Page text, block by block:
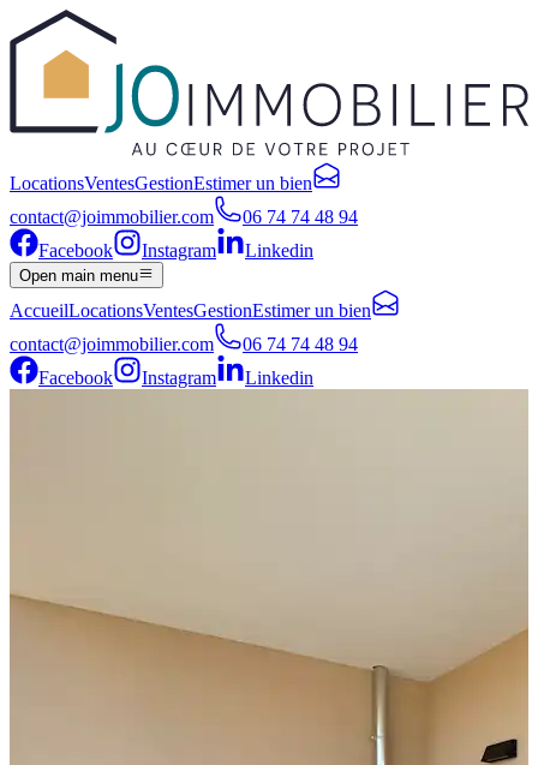
LocationsVentesGestionEstimer un bien
contact@joimmobilier.com
06 74 74 48 94
Facebook
Instagram Linkedin
Open main menu
AccueilLocationsVentesGestionEstimer un bien
contact@joimmobilier.com
06 74 74 48 94
Facebook
Instagram Linkedin